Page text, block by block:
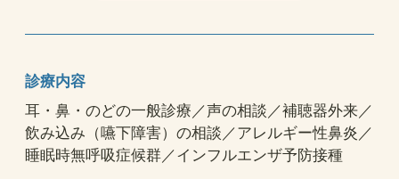
診療内容
耳・鼻・のどの一般診療／声の相談／補聴器外来／
飲み込み（嚥下障害）の相談／アレルギー性鼻炎／
睡眠時無呼吸症候群／インフルエンザ予防接種